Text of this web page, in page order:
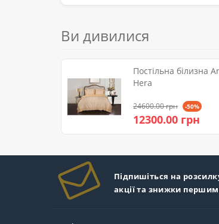
Ви дивилися
Постільна білизна
Hera
24600.00 грн -50%
12300.00 грн
Підпишіться на
акції та знижки